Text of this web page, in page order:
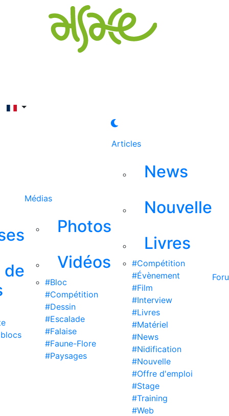
de
Médias
Photos
Vidéos
#Bloc
#Compétition
#Dessin
#Escalade
#Falaise
#Faune-Flore
#Paysages
Articles
News
Nouvelle
Livres
#Compétition
#Évènement
#Film
#Interview
#Livres
#Matériel
#News
#Nidification
#Nouvelle
#Offre d'emploi
#Stage
#Training
#Web